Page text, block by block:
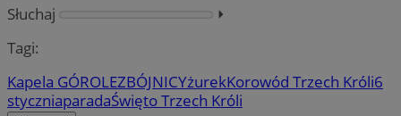
Słuchaj
⏵︎
Tagi:
Kapela GÓROLEZBÓJNICYżurekKorowód Trzech Króli6
styczniaparadaŚwięto Trzech Króli